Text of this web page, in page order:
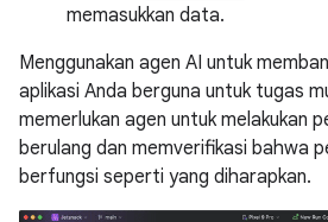
memasukkan data.
Menggunakan agen AI untuk
aplikasi Anda berguna untuk tugas
memerlukan agen untuk melakukan
berulang dan memverifikasi bahwa
berfungsi seperti yang diharapkan.